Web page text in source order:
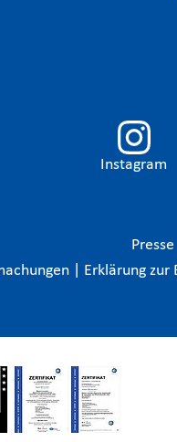
Instagram
Presse
Erklärung